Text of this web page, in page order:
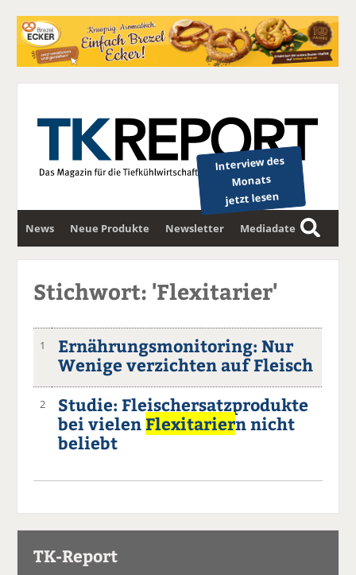
Interview des
Monats
jetzt lesen
News Neue Produkte Newsletter Mediadaten
S
u
Stichwort: 'Flexitarier'
1
Ernährungsmonitoring: Nur
Wenige verzichten auf Fleisch
2
Studie: Fleischersatzprodukte
bei vielen Flexitariern nicht
beliebt
TK-Report